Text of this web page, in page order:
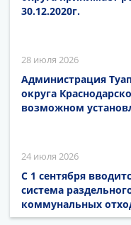
30.12.2020г.
28 июля 2026
Администрация
округа
возможном
24 июля 2026
С 1 сентября
система
коммунальных